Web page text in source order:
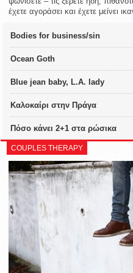
έχετε αγοράσει και έχετε μείνει
Bodies for business/sin
Ocean Goth
Blue jean baby, L.A. lady
Καλοκαίρι στην Πράγα
Πόσο κάνει 2+1 στα ρώσικα
COUPLES THERAPY